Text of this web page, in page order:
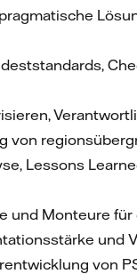
von
Lessons
und Monteure
und
von